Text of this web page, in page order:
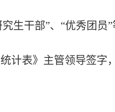
生干部”、“优秀团员
计表》主管领导签字